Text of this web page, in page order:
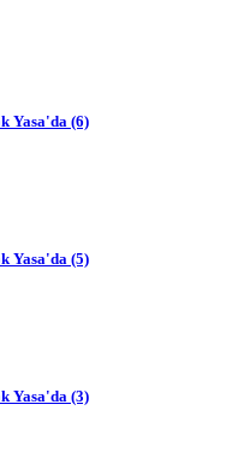
Yasa'da (6)
Yasa'da (5)
Yasa'da (3)